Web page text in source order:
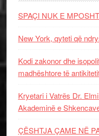
SPAÇI NUK E
New York, qyteti që
Kodi zakonor dhe
madhështore të
Kryetari i Vatrës Dr.
Akademinë e
ÇËSHTJA ÇAME NË